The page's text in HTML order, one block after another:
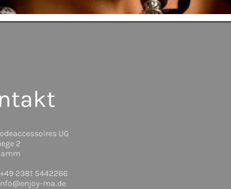
UG
2
2381 5442266
ma.de